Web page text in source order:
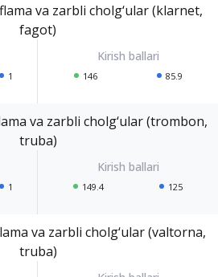
va zarbli cholg‘ular (klarnet,
fagot)
1 146 85.9
va zarbli cholg‘ular (trombon,
truba)
1 149.4 125
va zarbli cholg‘ular (valtorna,
truba)